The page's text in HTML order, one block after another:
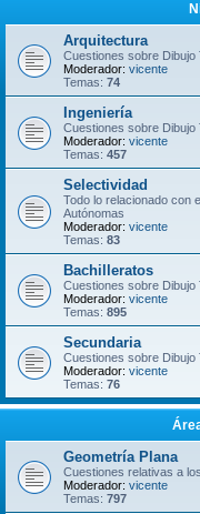
Arquitectura
Cuestiones sobre
Moderador: vicente
Temas: 74
Ingeniería
Cuestiones sobre
Moderador: vicente
Temas: 457
Selectividad
Todo lo relacionado con
Autónomas
Moderador: vicente
Temas: 83
Bachilleratos
Cuestiones sobre
Moderador: vicente
Temas: 895
Secundaria
Cuestiones sobre
Moderador: vicente
Temas: 76
Geometría Plana
Cuestiones relativas a
Moderador: vicente
Temas: 797